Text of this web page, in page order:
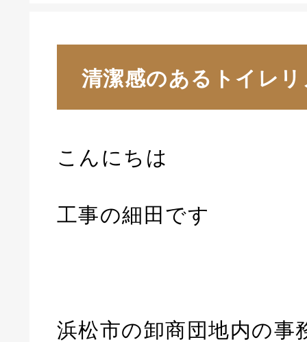
清潔感のあるトイレ
こんにちは
工事の細田です
浜松市の卸商団地内の事